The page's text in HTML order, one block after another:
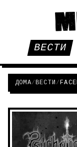
ВЕСТИ
ДОМА/ВЕСТИ /